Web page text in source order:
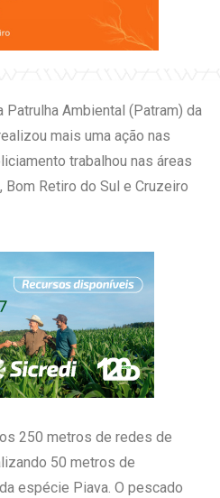
Ambiental (Patram) da
mais uma ação nas
trabalhou nas áreas
Bom Retiro do Sul e Cruzeiro
250 metros de redes de
50 metros de
espécie Piava. O pescado